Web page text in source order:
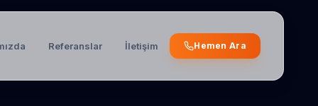
Referanslar İletişim Hemen Ara